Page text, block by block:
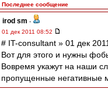
Последнее сообщение
irod sm -
01 дек 2011 08:52
# IT-consultant » 01 дек
Вот для этого и нужны
Вовремя укажут на наши
пропущенные негативные